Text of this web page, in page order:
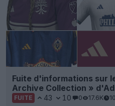
Fuite d'informations sur
Archive Collection »
FUITE 43 10 0 17.6K